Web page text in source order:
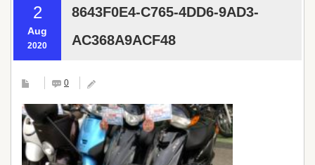
2
Aug
2020
8643F0E4-C765-4DD6-9AD3-
AC368A9ACF48
0